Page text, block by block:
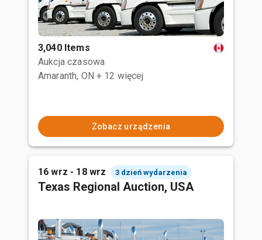
3,040 Items
Aukcja czasowa
Amaranth, ON + 12 więcej
Zobacz urządzenia
16 wrz - 18 wrz 3 dzień wydarzenia
Texas Regional Auction, USA